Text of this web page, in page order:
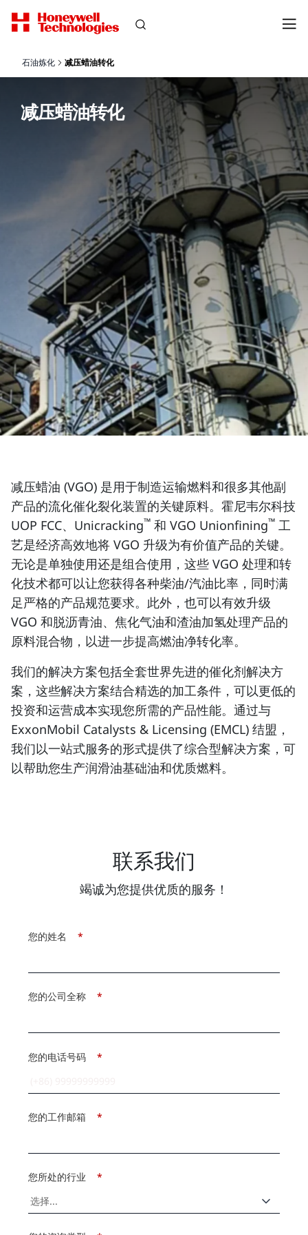
石油炼化 减压蜡油转化
减压蜡油转化
减压蜡油 (VGO) 是用于制造运输燃料和很多其他副
产品的流化催化裂化装置的关键原料。霍尼韦尔科技
UOP FCC、Unicracking™ 和 VGO Unionfining™ 工
艺是经济高效地将 VGO 升级为有价值产品的关键。
无论是单独使用还是组合使用，这些 VGO 处理和转
化技术都可以让您获得各种柴油/汽油比率，同时满
足严格的产品规范要求。此外，也可以有效升级
VGO 和脱沥青油、焦化气油和渣油加氢处理产品的
原料混合物，以进一步提高燃油净转化率。
我们的解决方案包括全套世界先进的催化剂解决方
案，这些解决方案结合精选的加工条件，可以更低的
投资和运营成本实现您所需的产品性能。通过与
ExxonMobil Catalysts & Licensing (EMCL) 结盟，
我们以一站式服务的形式提供了综合型解决方案，可
以帮助您生产润滑油基础油和优质燃料。
联系我们
竭诚为您提供优质的服务！
*
您的姓名
*
您的公司全称
*
您的电话号码
*
您的工作邮箱
*
您所处的行业